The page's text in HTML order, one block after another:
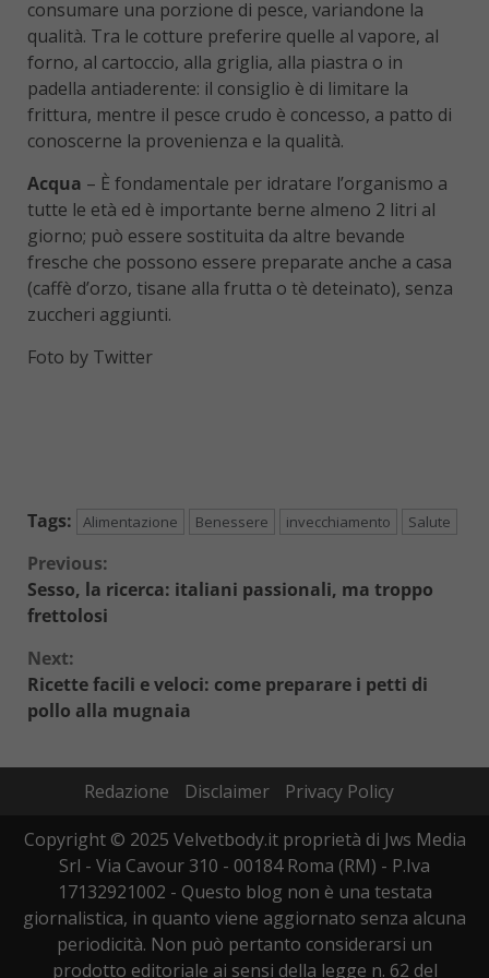
consumare una porzione di pesce, variandone la
qualità. Tra le cotture preferire quelle al vapore, al
forno, al cartoccio, alla griglia, alla piastra o in
padella antiaderente: il consiglio è di limitare la
frittura, mentre il pesce crudo è concesso, a patto di
conoscerne la provenienza e la qualità.
Acqua – È fondamentale per idratare l’organismo a
tutte le età ed è importante berne almeno 2 litri al
giorno; può essere sostituita da altre bevande
fresche che possono essere preparate anche a casa
(caffè d’orzo, tisane alla frutta o tè deteinato), senza
zuccheri aggiunti.
Foto by Twitter
Tags: Alimentazione Benessere invecchiamento Salute
Continue
Reading
Previous:
Sesso, la ricerca: italiani passionali, ma troppo
frettolosi
Next:
Ricette facili e veloci: come preparare i petti di
pollo alla mugnaia
Redazione Disclaimer
Privacy Policy
Copyright © 2025 Velvetbody.it proprietà di Jws Media
Srl - Via Cavour 310 - 00184 Roma (RM) - P.Iva
17132921002 - Questo blog non è una testata
giornalistica, in quanto viene aggiornato senza alcuna
periodicità. Non può pertanto considerarsi un
prodotto editoriale ai sensi della legge n. 62 del